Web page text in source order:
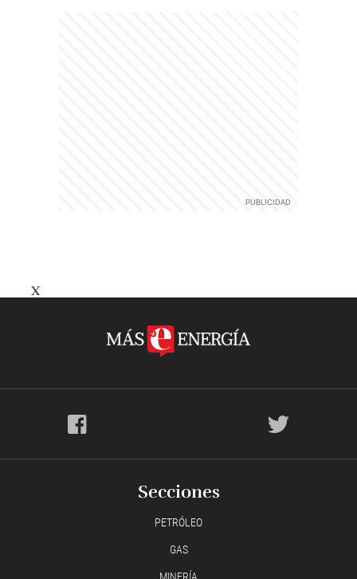
X
Secciones
PETRÓLEO
GAS